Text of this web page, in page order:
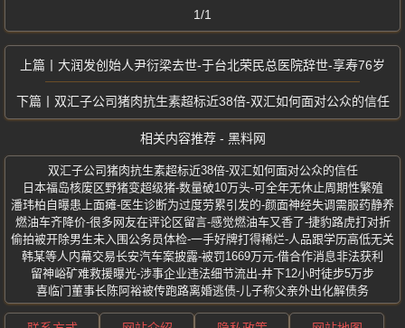
1/1
大润发创始人尹衍梁去世-于台北荣民总医院辞世-享寿76岁
双汇子公司猪肉抗生素超标近38倍-双汇如何面对公众的信任
相关内容推荐 - 黑料网
双汇子公司猪肉抗生素超标近38倍-双汇如何面对公众的信任
日本福岛核废区野猪变超级猪-数量破10万头-可全年无休止周期性繁殖
潘玮柏自曝患上面瘫-医生诊断为过度劳累引发的-颜面神经失调需服药静养
燃油车齐降价-很多网友在评论区留言-感觉燃油车又香了-捷豹路虎打对折
偷拍被开除男生未入围公务员体检-一手好牌打得稀烂-人品跟学历高低无关
韩某等人内幕交易长安汽车案披露-被罚1669万元-借合作消息非法获利
留神峪矿难救援曝光-涉事企业违法细节流出-井下12小时徒步5万步
喜临门董事长陈阿裕被传跑路离婚逃债-儿子称父亲外出化解债务